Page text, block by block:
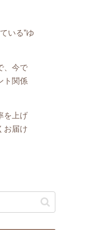
いる”ゆ
、今で
ト関係
を上げ
お届け